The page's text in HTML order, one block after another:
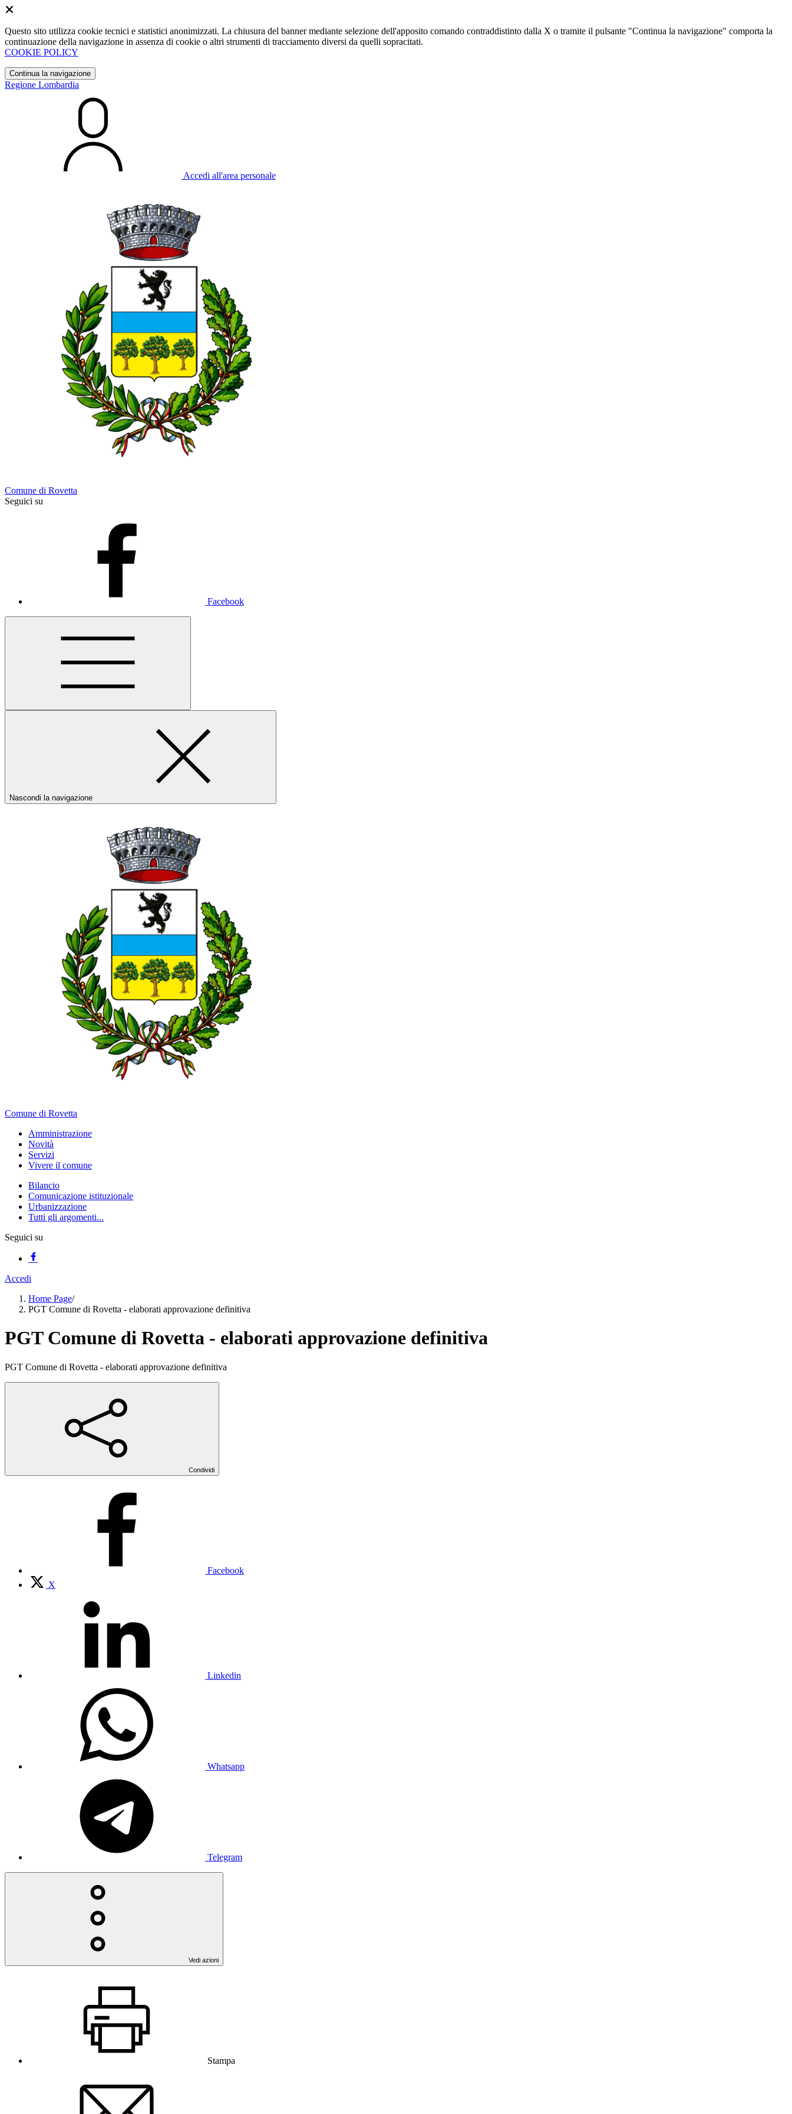
Questo sito utilizza cookie tecnici e statistici anonimizzati. La chiusura del banner mediante selezione dell'apposito comando contraddistinto dalla X o tramite il pulsante "Continua la navigazione" comporta la
continuazione della navigazione in assenza di cookie o altri strumenti di tracciamento diversi da quelli sopracitati.
COOKIE POLICY
Continua la navigazione
Regione Lombardia
Accedi all'area personale
Comune di Rovetta
Seguici su
Facebook
Nascondi la navigazione
Comune di Rovetta
Amministrazione
Novità
Servizi
Vivere il comune
Bilancio
Comunicazione istituzionale
Urbanizzazione
Tutti gli argomenti...
Seguici su
Accedi
Home Page/
PGT Comune di Rovetta - elaborati approvazione definitiva
PGT Comune di Rovetta - elaborati approvazione definitiva
PGT Comune di Rovetta - elaborati approvazione definitiva
Condividi
Facebook
X
Linkedin
Whatsapp
Telegram
Vedi azioni
Stampa